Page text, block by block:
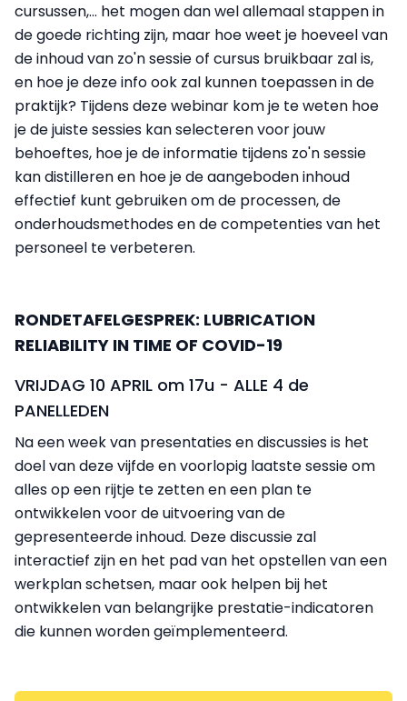
cursussen,... het mogen dan wel allemaal stappen in
de goede richting zijn, maar hoe weet je hoeveel van
de inhoud van zo'n sessie of cursus bruikbaar zal is,
en hoe je deze info ook zal kunnen toepassen in de
praktijk? Tijdens deze webinar kom je te weten hoe
je de juiste sessies kan selecteren voor jouw
behoeftes, hoe je de informatie tijdens zo'n sessie
kan distilleren en hoe je de aangeboden inhoud
effectief kunt gebruiken om de processen, de
onderhoudsmethodes en de competenties van het
personeel te verbeteren.
RONDETAFELGESPREK: LUBRICATION
RELIABILITY IN TIME OF COVID-19
VRIJDAG 10 APRIL om 17u - ALLE 4 de
PANELLEDEN
Na een week van presentaties en discussies is het
doel van deze vijfde en voorlopig laatste sessie om
alles op een rijtje te zetten en een plan te
ontwikkelen voor de uitvoering van de
gepresenteerde inhoud. Deze discussie zal
interactief zijn en het pad van het opstellen van een
werkplan schetsen, maar ook helpen bij het
ontwikkelen van belangrijke prestatie-indicatoren
die kunnen worden geïmplementeerd.